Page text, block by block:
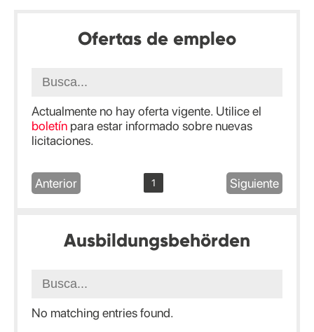
Ofertas de empleo
Actualmente no hay oferta vigente. Utilice el
boletín para estar informado sobre nuevas
licitaciones.
Anterior 1 Siguiente
Ausbildungsbehörden
No matching entries found.